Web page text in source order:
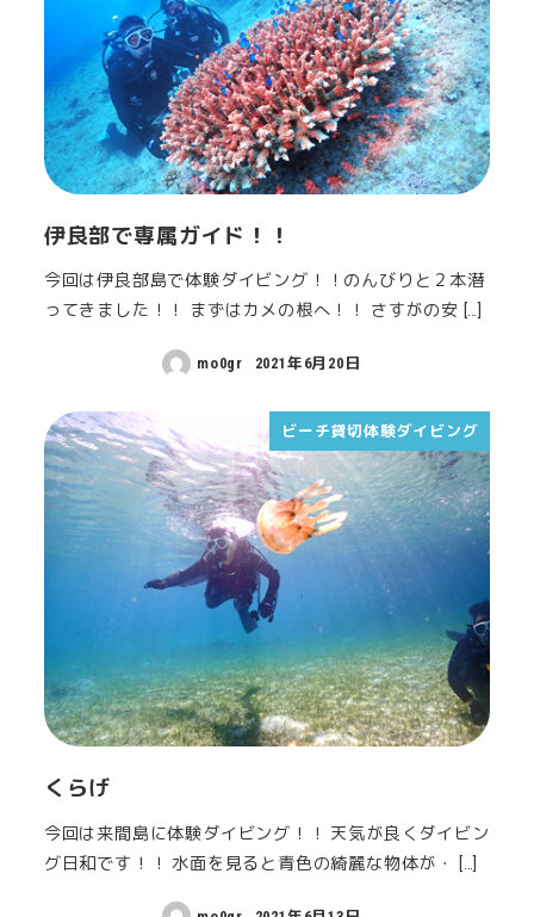
伊良部で専属ガイド！！
今回は伊良部島で体験ダイビング！！のんびりと２本潜
ってきました！！ まずはカメの根へ！！ さすがの安 […]
mo0gr 2021年6月20日
ビーチ貸切体験ダイビング
くらげ
今回は来間島に体験ダイビング！！ 天気が良くダイビン
グ日和です！！ 水面を見ると青色の綺麗な物体が・ […]